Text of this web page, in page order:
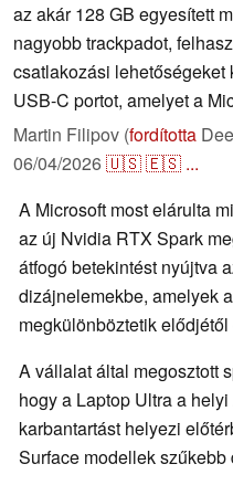
az akár 128 GB egyesített
nagyobb trackpadot,
csatlakozási lehetőségeket
USB-C portot, amelyet a
Martin Filipov (fordította
06/04/2026🇺🇸🇪🇸 ...
A Microsoft most elárulta
az új Nvidia RTX Spark
átfogó betekintést nyújtva
dizájnelemekbe, amelyek
megkülönböztetik
A vállalat által megosztott
hogy a Laptop Ultra a
karbantartást helyezi
Surface modellek